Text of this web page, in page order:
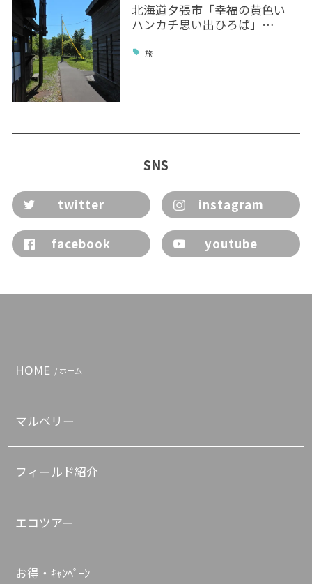
北海道夕張市「幸福の黄色い
ハンカチ思い出ひろば」…
旅
SNS
twitter instagram
facebook youtube
HOME / ホーム
マルベリー
フィールド紹介
エコツアー
お得・ｷｬﾝﾍﾟｰﾝ